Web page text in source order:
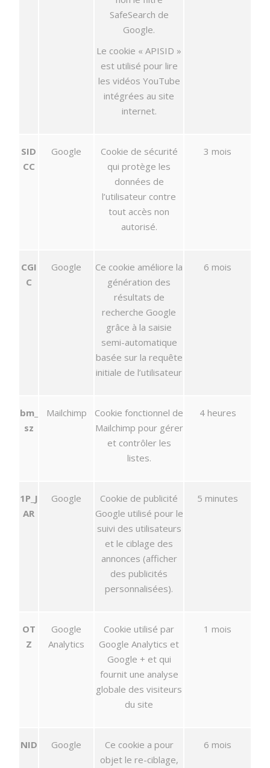
SafeSearch de
Google.
Le cookie « APISID »
est utilisé pour lire
les vidéos YouTube
intégrées au site
internet.
SID
CC
Google
Cookie de sécurité
qui protège les
données de
l’utilisateur contre
tout accès non
autorisé.
3 mois
CGI
C
Google
Ce cookie améliore la
génération des
résultats de
recherche Google
grâce à la saisie
semi-automatique
basée sur la requête
initiale de l’utilisateur
6 mois
bm_
sz
Mailchimp
Cookie fonctionnel de
Mailchimp pour gérer
et contrôler les
listes.
4 heures
1P_J
AR
Google
Cookie de publicité
Google utilisé pour le
suivi des utilisateurs
et le ciblage des
annonces (afficher
des publicités
personnalisées).
5 minutes
OT
Z
Google
Analytics
Cookie utilisé par
Google Analytics et
Google + et qui
fournit une analyse
globale des visiteurs
du site
1 mois
NID Google
Ce cookie a pour
objet le re-ciblage,
6 mois